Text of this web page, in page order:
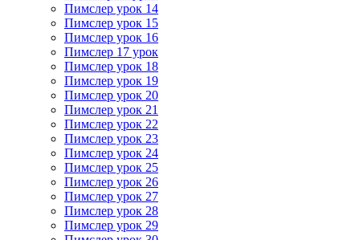
Пимслер урок 14
Пимслер урок 15
Пимслер урок 16
Пимслер 17 урок
Пимслер урок 18
Пимслер урок 19
Пимслер урок 20
Пимслер урок 21
Пимслер урок 22
Пимслер урок 23
Пимслер урок 24
Пимслер урок 25
Пимслер урок 26
Пимслер урок 27
Пимслер урок 28
Пимслер урок 29